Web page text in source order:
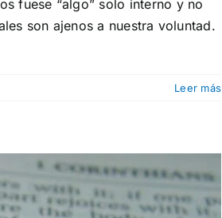
fuese “algo” solo interno y no
son ajenos a nuestra voluntad.
Leer más